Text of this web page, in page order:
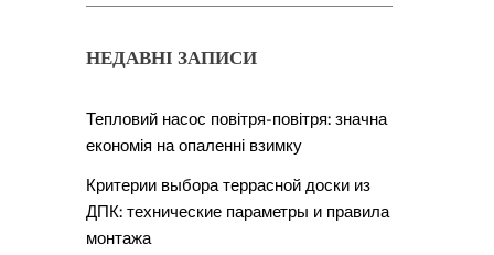
НЕДАВНІ ЗАПИСИ
Тепловий насос повітря-повітря: значна
економія на опаленні взимку
Критерии выбора террасной доски из
ДПК: технические параметры и правила
монтажа